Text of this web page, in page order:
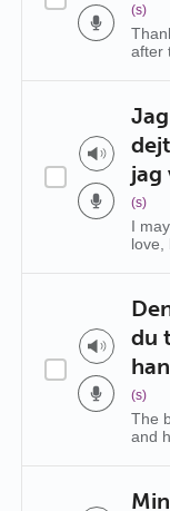
(s)
after
jag
(s)
I
love,
du
(s)
The
and